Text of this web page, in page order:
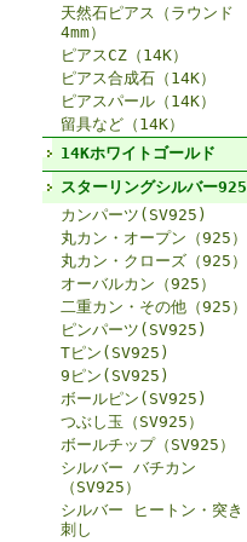
天然石ピアス（ラウンド
4mm）
ピアスCZ（14K）
ピアス合成石（14K）
ピアスパール（14K）
留具など（14K）
14Kホワイトゴールド
スターリングシルバー925
カンパーツ(SV925)
丸カン・オープン（925）
丸カン・クローズ（925）
オーバルカン（925）
二重カン・その他（925）
ピンパーツ(SV925)
Tピン(SV925)
9ピン(SV925)
ボールピン(SV925)
つぶし玉（SV925）
ボールチップ（SV925）
シルバー バチカン
（SV925）
シルバー ヒートン・突き
刺し